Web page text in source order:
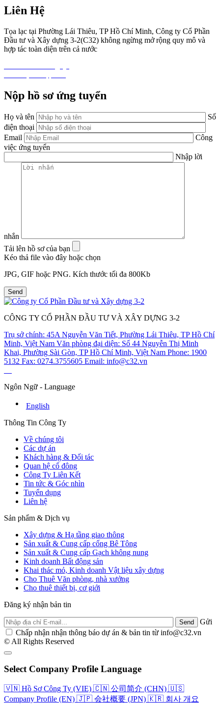
Liên Hệ
Tọa lạc tại Phường Lái Thiêu, TP Hồ Chí Minh, Công ty Cổ Phần
Đầu tư và Xây dựng 3-2(C32) không ngừng mở rộng quy mô và
hợp tác toàn diện trên cả nước
Nộp hồ sơ ứng tuyển
Họ và tên
Số
điện thoại
Email
Công
việc ứng tuyển
Nhập lời
nhắn
Tải lên hồ sơ của bạn
Kéo thả file vào đây hoặc chọn
JPG, GIF hoặc PNG. Kích thước tối đa 800Kb
CÔNG TY CỔ PHẦN ĐẦU TƯ VÀ XÂY DỰNG 3-2
Trụ sở chính: 45A Nguyễn Văn Tiết, Phường Lái Thiêu, TP Hồ Chí
Minh, Việt Nam Văn phòng đại diện: Số 44 Nguyễn Thị Minh
Khai, Phường Sài Gòn, TP Hồ Chí Minh, Việt Nam Phone: 1900
5132 Fax: 0274.3755605 Email: info@c32.vn
Ngôn Ngữ - Language
English
Thông Tin Công Ty
Về chúng tôi
Các dự án
Khách hàng & Đối tác
Quan hệ cổ đông
Công Ty Liên Kết
Tin tức & Góc nhìn
Tuyển dụng
Liên hệ
Sản phẩm & Dịch vụ
Xây dựng & Hạ tầng giao thông
Sản xuất & Cung cấp cống Bê Tông
Sản xuất & Cung cấp Gạch không nung
Kinh doanh Bất động sản
Khai thác mỏ, Kinh doanh Vật liệu xây dựng
Cho Thuê Văn phòng, nhà xưởng
Cho thuê thiết bị, cơ giới
Đăng ký nhận bản tin
Gửi
Chấp nhận nhận thông báo dự án & bản tin từ info@c32.vn
© All Rights Reserved
Select Company Profile Language
🇻🇳 Hồ Sơ Công Ty (VIE) 🇨🇳 公司简介 (CHN) 🇺🇸
Company Profile (EN) 🇯🇵 会社概要 (JPN) 🇰🇷 회사 개요